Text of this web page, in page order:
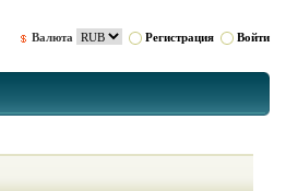
Валюта Регистрация Войти